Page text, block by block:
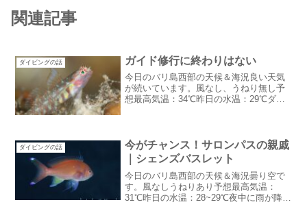
関連記事
ダイビングの話 ガイド修行に終わりはない
今日のバリ島西部の天候＆海況良い天気
が続いています。風なし、うねり無し予
想最高気温：34℃昨日の水温：29℃ダイ
ですがリピータゲスト...
ダイビングの話
今がチャンス！サロンパスの親戚
｜シェンズバスレット
今日のバリ島西部の天候＆海況曇り空で
す。風なしうねりあり予想最高気温：
31℃昨日の水温：28~29℃夜中に雨が降り